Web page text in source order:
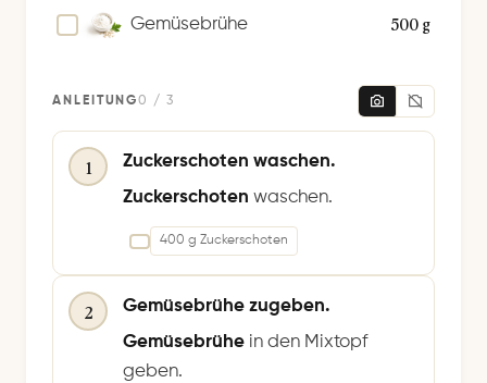
500 g
Gemüsebrühe
ANLEITUNG0 / 3
1
Zuckerschoten waschen.
Zuckerschoten waschen.
400 g Zuckerschoten
2
Gemüsebrühe zugeben.
Gemüsebrühe in den Mixtopf
geben.